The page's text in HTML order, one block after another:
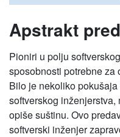
Apstrakt
Pioniri u polju
sposobnosti potrebne za
Bilo je nekoliko pokušaja
softverskog
opiše suštinu. Ovo
softverski inženjer